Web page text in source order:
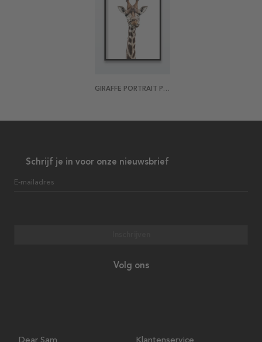
GIRAFFE PORTRAIT POSTER
Schrijf je in voor onze nieuwsbrief
E-mailadres
Volg ons
Dear Sam Klantenservice